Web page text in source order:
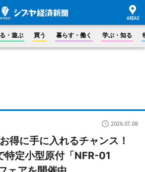
・遊ぶ 買う 暮らす・働く 学ぶ・知る
2026.07.08
得に手に入れるチャンス！
定小型原付「NFR-01